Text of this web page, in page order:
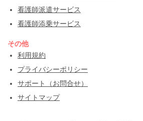
看護師派遣サービス
看護師添乗サービス
その他
利用規約
プライバシーポリシー
サポート（お問合せ）
サイトマップ